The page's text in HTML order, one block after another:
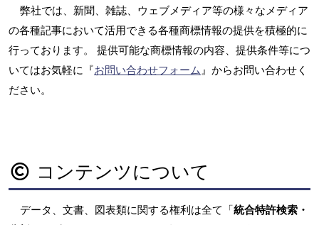
弊社では、新聞、雑誌、ウェブメディア等の様々なメディア
の各種記事において活用できる各種商標情報の提供を積極的に
行っております。 提供可能な商標情報の内容、提供条件等につ
いてはお気軽に『お問い合わせフォーム』からお問い合わせく
ださい。
コンテンツについて
データ、文書、図表類に関する権利は全て「統合特許検索・